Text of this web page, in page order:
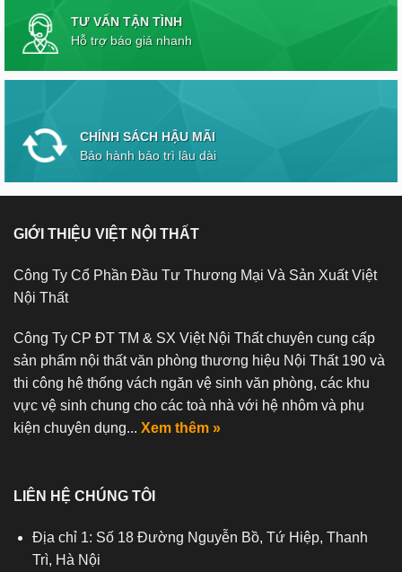
TƯ VẤN TẬN TÌNH
Hỗ trợ báo giá nhanh
CHÍNH SÁCH HẬU MÃI
Bảo hành bảo trì lâu dài
GIỚI THIỆU VIỆT NỘI THẤT
Công Ty Cổ Phần Đầu Tư Thương Mại Và Sản Xuất Việt
Nội Thất
Công Ty CP ĐT TM & SX Việt Nội Thất chuyên cung cấp
sản phẩm nội thất văn phòng thương hiệu Nội Thất 190 và
thi công hệ thống vách ngăn vệ sinh văn phòng, các khu
vực vệ sinh chung cho các toà nhà với hệ nhôm và phụ
kiện chuyên dụng... Xem thêm »
LIÊN HỆ CHÚNG TÔI
Địa chỉ 1: Số 18 Đường Nguyễn Bồ, Tứ Hiệp, Thanh
Trì, Hà Nội